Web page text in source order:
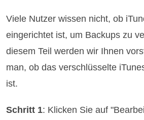
Viele Nutzer wissen nicht, ob
eingerichtet ist, um Backups zu
diesem Teil werden wir Ihnen
man, ob das verschlüsselte
ist.
Schritt 1: Klicken Sie auf